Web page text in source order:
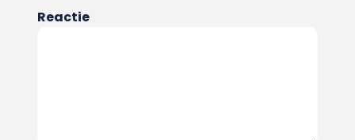
Reactie